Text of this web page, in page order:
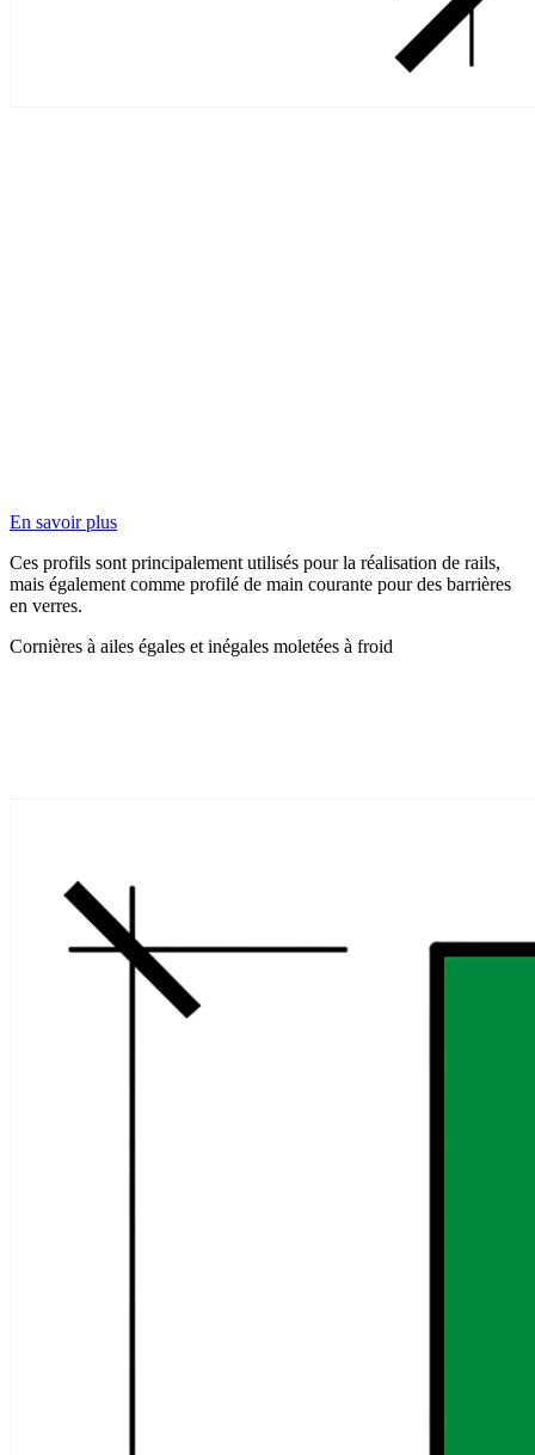
En savoir plus
Ces profils sont principalement utilisés pour la réalisation de rails,
mais également comme profilé de main courante pour des barrières
en verres.
Cornières à ailes égales et inégales moletées à froid